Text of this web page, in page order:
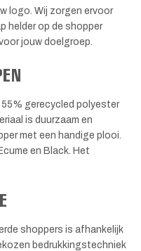
logo. Wij zorgen ervoor
helder op de shopper
jouw doelgroep.
gerecycled polyester
is duurzaam en
met een handige plooi.
en Black. Het
shoppers is afhankelijk
bedrukkingstechniek